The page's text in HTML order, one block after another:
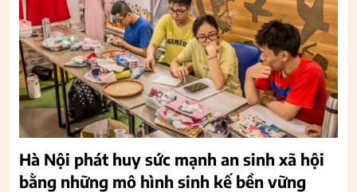
Hà Nội phát huy sức mạnh an sinh xã hội
bằng những mô hình sinh kế bền vững